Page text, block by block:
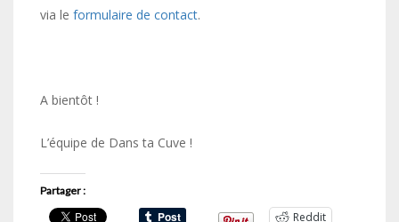
via le formulaire de contact.
A bientôt !
L’équipe de Dans ta Cuve !
Partager :
Reddit